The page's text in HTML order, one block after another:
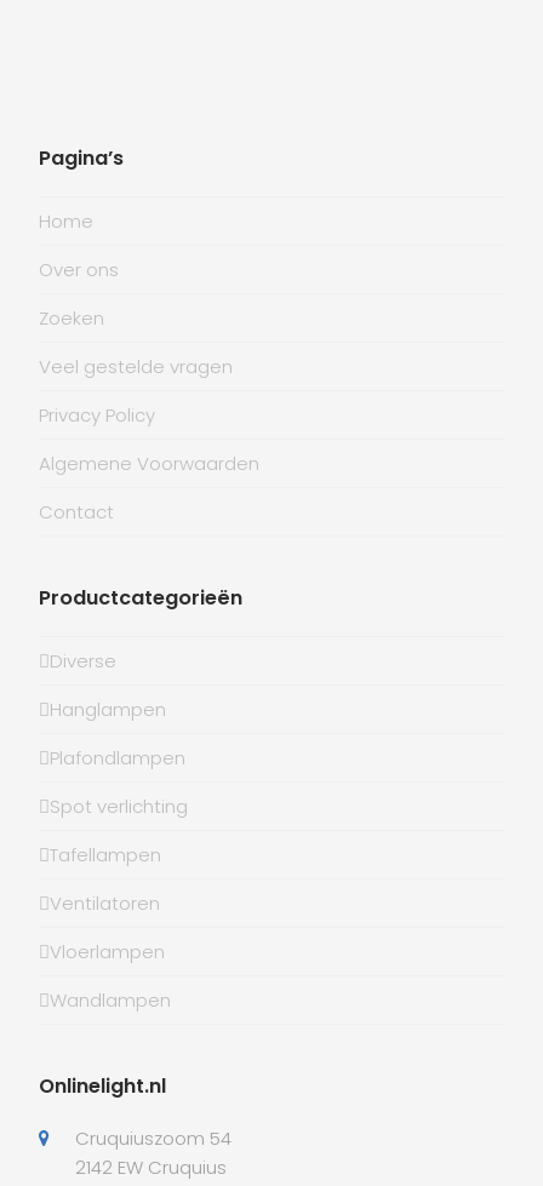
Pagina’s
Home
Over ons
Zoeken
Veel gestelde vragen
Privacy Policy
Algemene Voorwaarden
Contact
Productcategorieën
Diverse
Hanglampen
Plafondlampen
Spot verlichting
Tafellampen
Ventilatoren
Vloerlampen
Wandlampen
Onlinelight.nl
Cruquiuszoom 54
2142 EW Cruquius